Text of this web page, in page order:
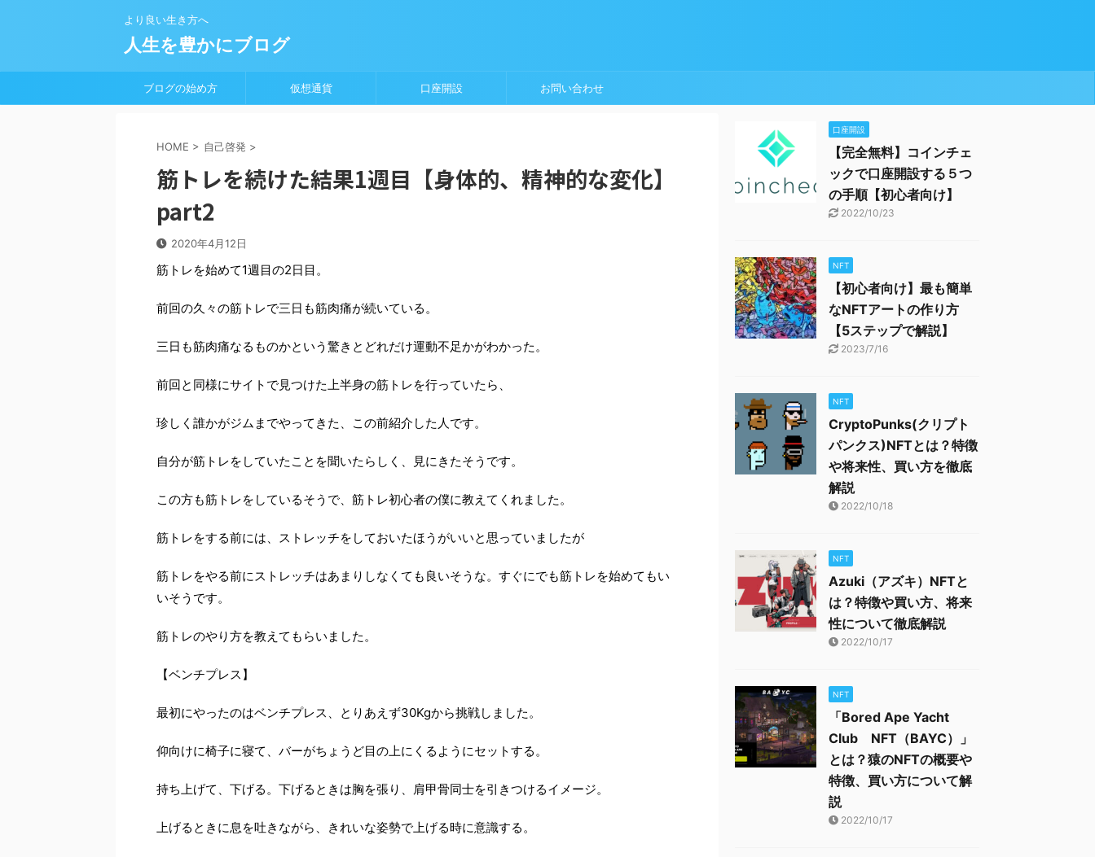
より良い生き方へ
人生を豊かにブログ
ブログの始め方 仮想通貨 口座開設 お問い合わせ
HOME > 自己啓発 >
筋トレを続けた結果1週目【身体的、精神的な変化】
part2
2020年4月12日
筋トレを始めて1週目の2日目。
前回の久々の筋トレで三日も筋肉痛が続いている。
三日も筋肉痛なるものかという驚きとどれだけ運動不足かがわかった。
前回と同様にサイトで見つけた上半身の筋トレを行っていたら、
珍しく誰かがジムまでやってきた、この前紹介した人です。
自分が筋トレをしていたことを聞いたらしく、見にきたそうです。
この方も筋トレをしているそうで、筋トレ初心者の僕に教えてくれました。
筋トレをする前には、ストレッチをしておいたほうがいいと思っていましたが
筋トレをやる前にストレッチはあまりしなくても良いそうな。すぐにでも筋トレを始めてもい
いそうです。
筋トレのやり方を教えてもらいました。
【ベンチプレス】
最初にやったのはベンチプレス、とりあえず30Kgから挑戦しました。
仰向けに椅子に寝て、バーがちょうど目の上にくるようにセットする。
持ち上げて、下げる。下げるときは胸を張り、肩甲骨同士を引きつけるイメージ。
上げるときに息を吐きながら、きれいな姿勢で上げる時に意識する。
口座開設
【完全無料】コインチェ
ックで口座開設する５つ
の手順【初心者向け】
2022/10/23
NFT
【初心者向け】最も簡単
なNFTアートの作り方
【5ステップで解説】
2023/7/16
NFT
CryptoPunks(クリプト
パンクス)NFTとは？特徴
や将来性、買い方を徹底
解説
2022/10/18
NFT
Azuki（アズキ）NFTと
は？特徴や買い方、将来
性について徹底解説
2022/10/17
NFT
「Bored Ape Yacht
Club NFT（BAYC）」
とは？猿のNFTの概要や
特徴、買い方について解
説
2022/10/17